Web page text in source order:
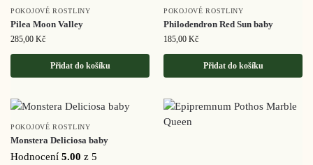
POKOJOVÉ ROSTLINY
Pilea Moon Valley
285,00 Kč
Přidat do košíku
POKOJOVÉ ROSTLINY
Philodendron Red Sun baby
185,00 Kč
Přidat do košíku
POKOJOVÉ ROSTLINY
Monstera Deliciosa baby
Hodnocení 5.00 z 5